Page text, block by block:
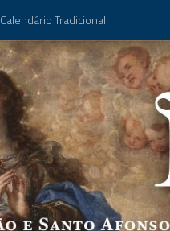
Calendário Tradicional